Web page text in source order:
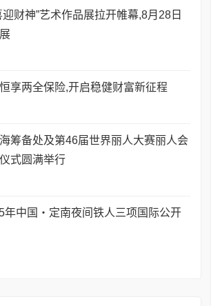
迎财神”艺术作品展拉开帷幕,8月28日
享两全保险,开启稳健财富新征程
海筹备处及第46届世界丽人大赛丽人会
式圆满举行
年中国・定南夜间铁人三项国际公开